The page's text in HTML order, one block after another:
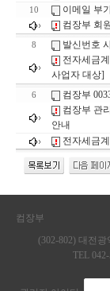
10
이메일 부
컴장부 회
8 발신번호
전자세금
사업자 대상]
6 컴장부
컴장부 관
안내
전자세금
컴장부
(302-802) 대전
TEL